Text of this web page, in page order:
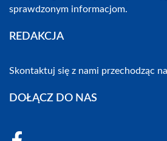
sprawdzonym informacjom.
REDAKCJA
Skontaktuj się z nami przechodząc
DOŁĄCZ DO NAS